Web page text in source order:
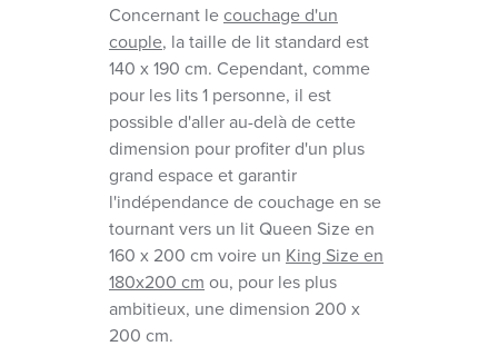
Concernant lecouchage d'un
couple, la taille de lit standard est
140 x 190 cm. Cependant, comme
pour les lits 1 personne, il est
possible d'aller au-delà de cette
dimension pour profiter d'un plus
grand espace et garantir
l'indépendance de couchage en se
tournant vers un lit Queen Size en
160 x 200 cm voire un King Size en
180x200 cm ou, pour les plus
ambitieux, une dimension 200 x
200 cm.